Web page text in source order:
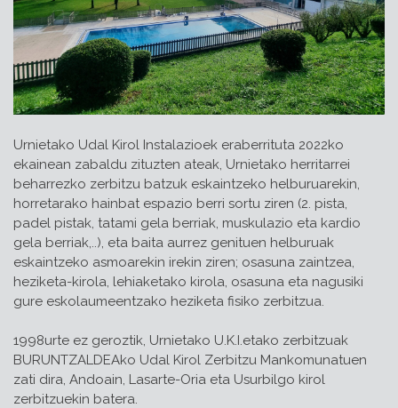
Urnietako Udal Kirol Instalazioek eraberrituta 2022ko
ekainean zabaldu zituzten ateak, Urnietako herritarrei
beharrezko zerbitzu batzuk eskaintzeko helburuarekin,
horretarako hainbat espazio berri sortu ziren (2. pista,
padel pistak, tatami gela berriak, muskulazio eta kardio
gela berriak,..), eta baita aurrez genituen helburuak
eskaintzeko asmoarekin irekin ziren; osasuna zaintzea,
heziketa-kirola, lehiaketako kirola, osasuna eta nagusiki
gure eskolaumeentzako heziketa fisiko zerbitzua.
1998urte ez geroztik, Urnietako U.K.I.etako zerbitzuak
BURUNTZALDEAko Udal Kirol Zerbitzu Mankomunatuen
zati dira, Andoain, Lasarte-Oria eta Usurbilgo kirol
zerbitzuekin batera.